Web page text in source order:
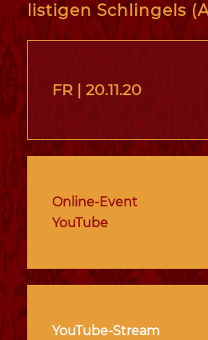
listigen Schlingels
FR | 20.11.20
Online-Event
YouTube
YouTube-Stream